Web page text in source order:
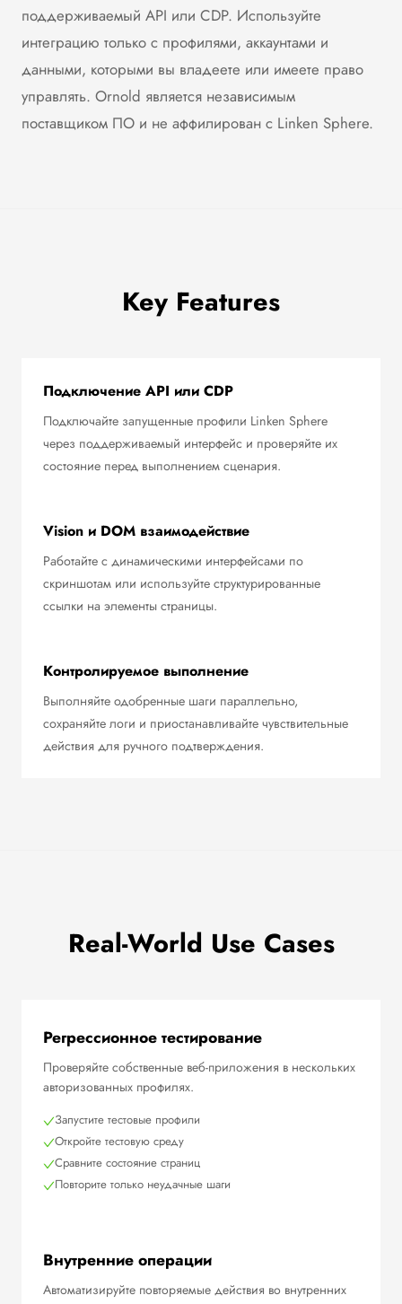
поддерживаемый API или CDP. Используйте
интеграцию только с профилями, аккаунтами и
данными, которыми вы владеете или имеете право
управлять. Ornold является независимым
поставщиком ПО и не аффилирован с Linken Sphere.
Key Features
Подключение API или CDP
Подключайте запущенные профили Linken Sphere
через поддерживаемый интерфейс и проверяйте их
состояние перед выполнением сценария.
Vision и DOM взаимодействие
Работайте с динамическими интерфейсами по
скриншотам или используйте структурированные
ссылки на элементы страницы.
Контролируемое выполнение
Выполняйте одобренные шаги параллельно,
сохраняйте логи и приостанавливайте чувствительные
действия для ручного подтверждения.
Real-World Use Cases
Регрессионное тестирование
Проверяйте собственные веб-приложения в нескольких
авторизованных профилях.
Запустите тестовые профили
Откройте тестовую среду
Сравните состояние страниц
Повторите только неудачные шаги
Внутренние операции
Автоматизируйте повторяемые действия во внутренних